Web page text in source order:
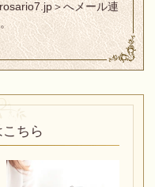
＞へメール連
ちら